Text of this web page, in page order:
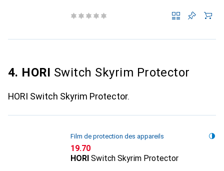
4. HORI Switch Skyrim Protector
HORI Switch Skyrim Protector.
Film de protection des appareils
CHF
19.70
HORI Switch Skyrim Protector